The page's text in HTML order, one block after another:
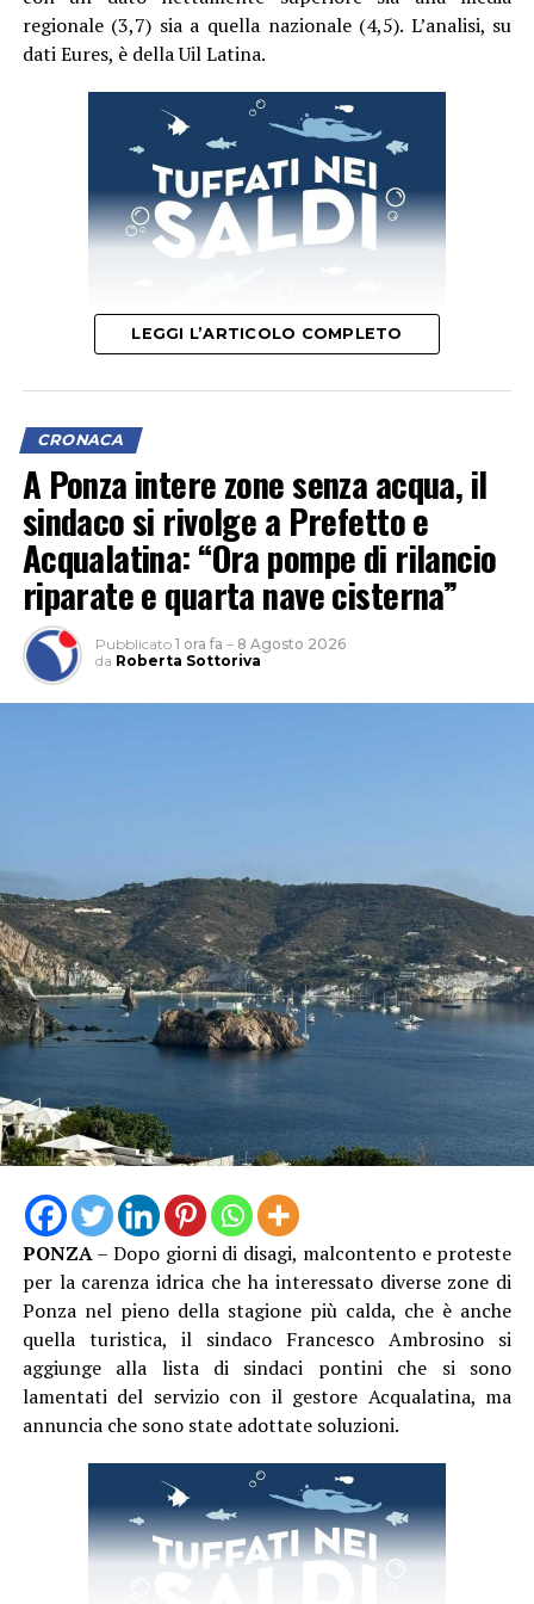
regionale (3,7) sia a quella nazionale (4,5). L’analisi, su
dati Eures, è della Uil Latina.
indice di 6 infortuni mortali ogni 100mila occupati, il
territorio pontino si è posizionato subito dopo
Frosinone (6,3) e prima di Rieti (5,1), Viterbo (4) e Roma
(3,1)”.
“L’approfondimento del sindacato – spiega Garullo –
sviluppa l’indicatore del rischio rapportando il numero
dei casi denunciati a quello degli occupati per
permettere un confronto omogeneo tra i diversi
territori laziali, indipendentemente dalla loro
dimensione occupazionale. Sul piano dei numeri assoluti
dal dossier emerge che lo scorso anno nella provincia di
Latina ci sono state 3.519 denunce di infortunio sul
lavoro, 13 con esito mortale. Nei primi sei mesi del 2026
le denunce hanno già raggiunto quota 1.864, quattro
invece gli incidenti mortali. Un bilancio che non
comprende ancora i due lavoratori morti per il caldo nel
mese di luglio e che rende – ad oggi – il quadro ancora
più drammatico”, conclude Garullo
LEGGI L’ARTICOLO COMPLETO
CRONACA
A Ponza intere zone senza acqua, il
sindaco si rivolge a Prefetto e
Acqualatina: “Ora pompe di rilancio
riparate e quarta nave cisterna”
Pubblicato 1 ora fa – 8 Agosto 2026
da Roberta Sottoriva
PONZA– Dopo giorni di disagi, malcontento e proteste
per la carenza idrica che ha interessato diverse zone di
Ponza nel pieno della stagione più calda, che è anche
quella turistica, il sindaco Francesco Ambrosino si
aggiunge alla lista di sindaci pontini che si sono
lamentati del servizio con il gestore Acqualatina, ma
annuncia che sono state adottate soluzioni.